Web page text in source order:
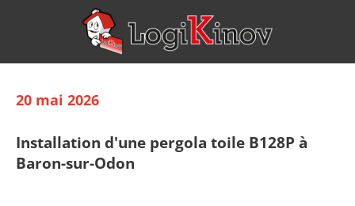
20 mai 2026
Installation d'une pergola toile B128P à
Baron-sur-Odon